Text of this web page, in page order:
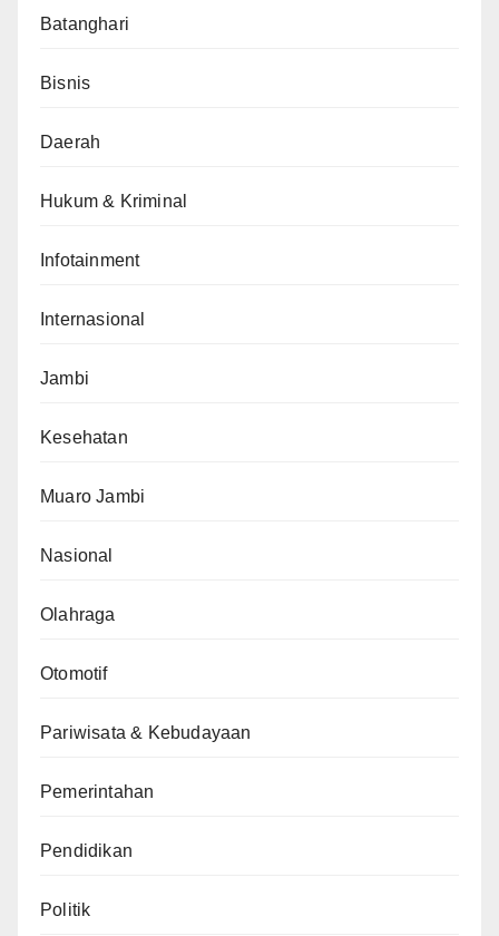
Batanghari
Bisnis
Daerah
Hukum & Kriminal
Infotainment
Internasional
Jambi
Kesehatan
Muaro Jambi
Nasional
Olahraga
Otomotif
Pariwisata & Kebudayaan
Pemerintahan
Pendidikan
Politik